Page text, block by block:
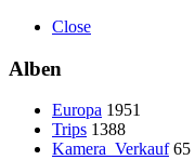
Close
Alben
Europa 1951
Trips 1388
Kamera_Verkauf 65